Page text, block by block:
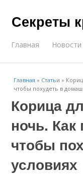
Секреты
Главная Новости
Главная » Статьи »
чтобы похудеть в
Корица
ночь. Как
чтобы
условиях